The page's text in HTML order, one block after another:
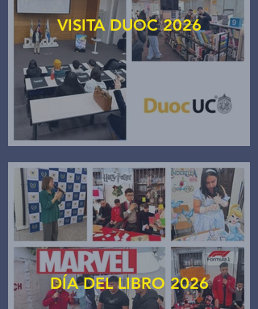
VISITA DUOC 2026
DÍA DEL LIBRO 2026